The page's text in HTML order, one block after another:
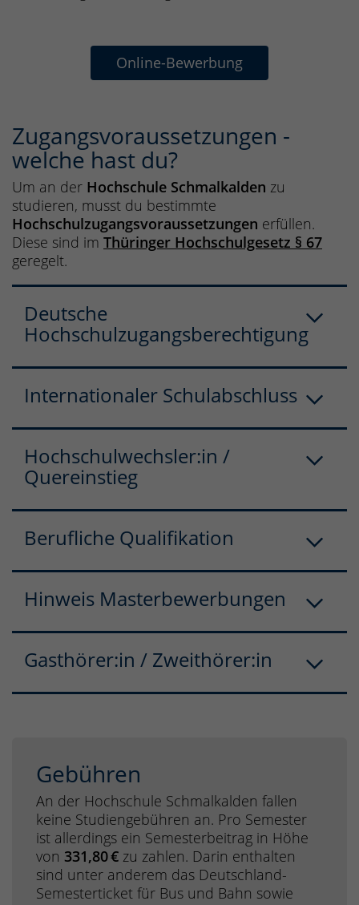
Online-Bewerbung
Zugangsvoraussetzungen -
welche hast du?
Um an der Hochschule Schmalkalden zu
studieren, musst du bestimmte
Hochschulzugangsvoraussetzungen erfüllen.
Diese sind im Thüringer Hochschulgesetz § 67
geregelt.
Deutsche
Hochschulzugangsberechtigung
Internationaler Schulabschluss
Hochschulwechsler:in /
Quereinstieg
Berufliche Qualifikation
Hinweis Masterbewerbungen
Gasthörer:in / Zweithörer:in
Gebühren
An der Hochschule Schmalkalden fallen
keine Studiengebühren an. Pro Semester
ist allerdings ein Semesterbeitrag in Höhe
von 331,80 € zu zahlen. Darin enthalten
sind unter anderem das Deutschland-
Semesterticket für Bus und Bahn sowie